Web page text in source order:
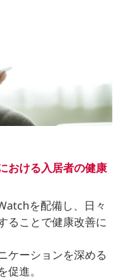
おける入居者の健康
を配備し、日々
ることで健康改善に
ケーションを深める
進。